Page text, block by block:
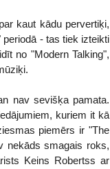
kaut kādu pervertiķi,
- tas tiek izteikti
no "Modern Talking",
nav sevišķa pamata.
kuriem it kā
piemērs ir "The
nekāds smagais roks,
Keins Robertss ar